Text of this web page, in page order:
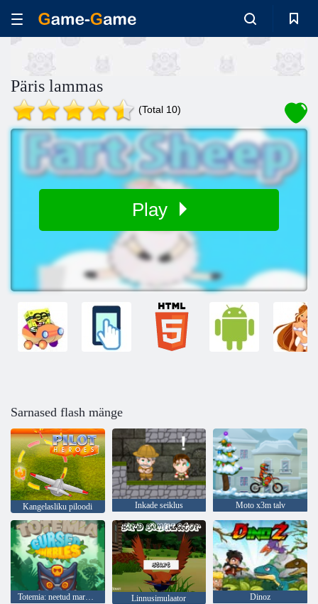
Päris lammas
(Total 10)
Play
Sarnased flash mänge
Kangelasliku piloodi Inkade seiklus Moto x3m talv
Totemia: neetud marmorist Linnusimulaator Dinoz